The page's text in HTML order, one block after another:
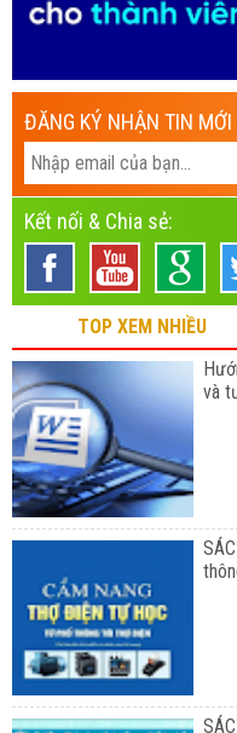
ĐĂNG KÝ NHẬN TIN
Kết nối & Chia sẻ:
TOP XEM NHIỀU
và